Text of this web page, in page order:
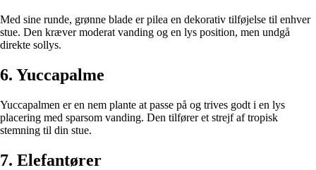
Med sine runde, grønne blade er pilea en dekorativ tilføjelse til enhver
stue. Den kræver moderat vanding og en lys position, men undgå
direkte sollys.
6. Yuccapalme
Yuccapalmen er en nem plante at passe på og trives godt i en lys
placering med sparsom vanding. Den tilfører et strejf af tropisk
stemning til din stue.
7. Elefantører